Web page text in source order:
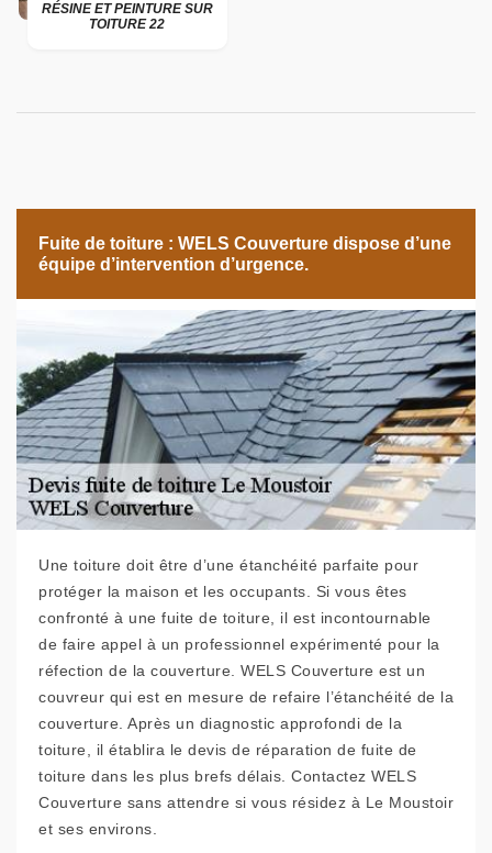
RÉSINE ET PEINTURE SUR
TOITURE 22
Fuite de toiture : WELS Couverture dispose d’une
équipe d’intervention d’urgence.
Une toiture doit être d’une étanchéité parfaite pour
protéger la maison et les occupants. Si vous êtes
confronté à une fuite de toiture, il est incontournable
de faire appel à un professionnel expérimenté pour la
réfection de la couverture. WELS Couverture est un
couvreur qui est en mesure de refaire l’étanchéité de la
couverture. Après un diagnostic approfondi de la
toiture, il établira le devis de réparation de fuite de
toiture dans les plus brefs délais. Contactez WELS
Couverture sans attendre si vous résidez à Le Moustoir
et ses environs.